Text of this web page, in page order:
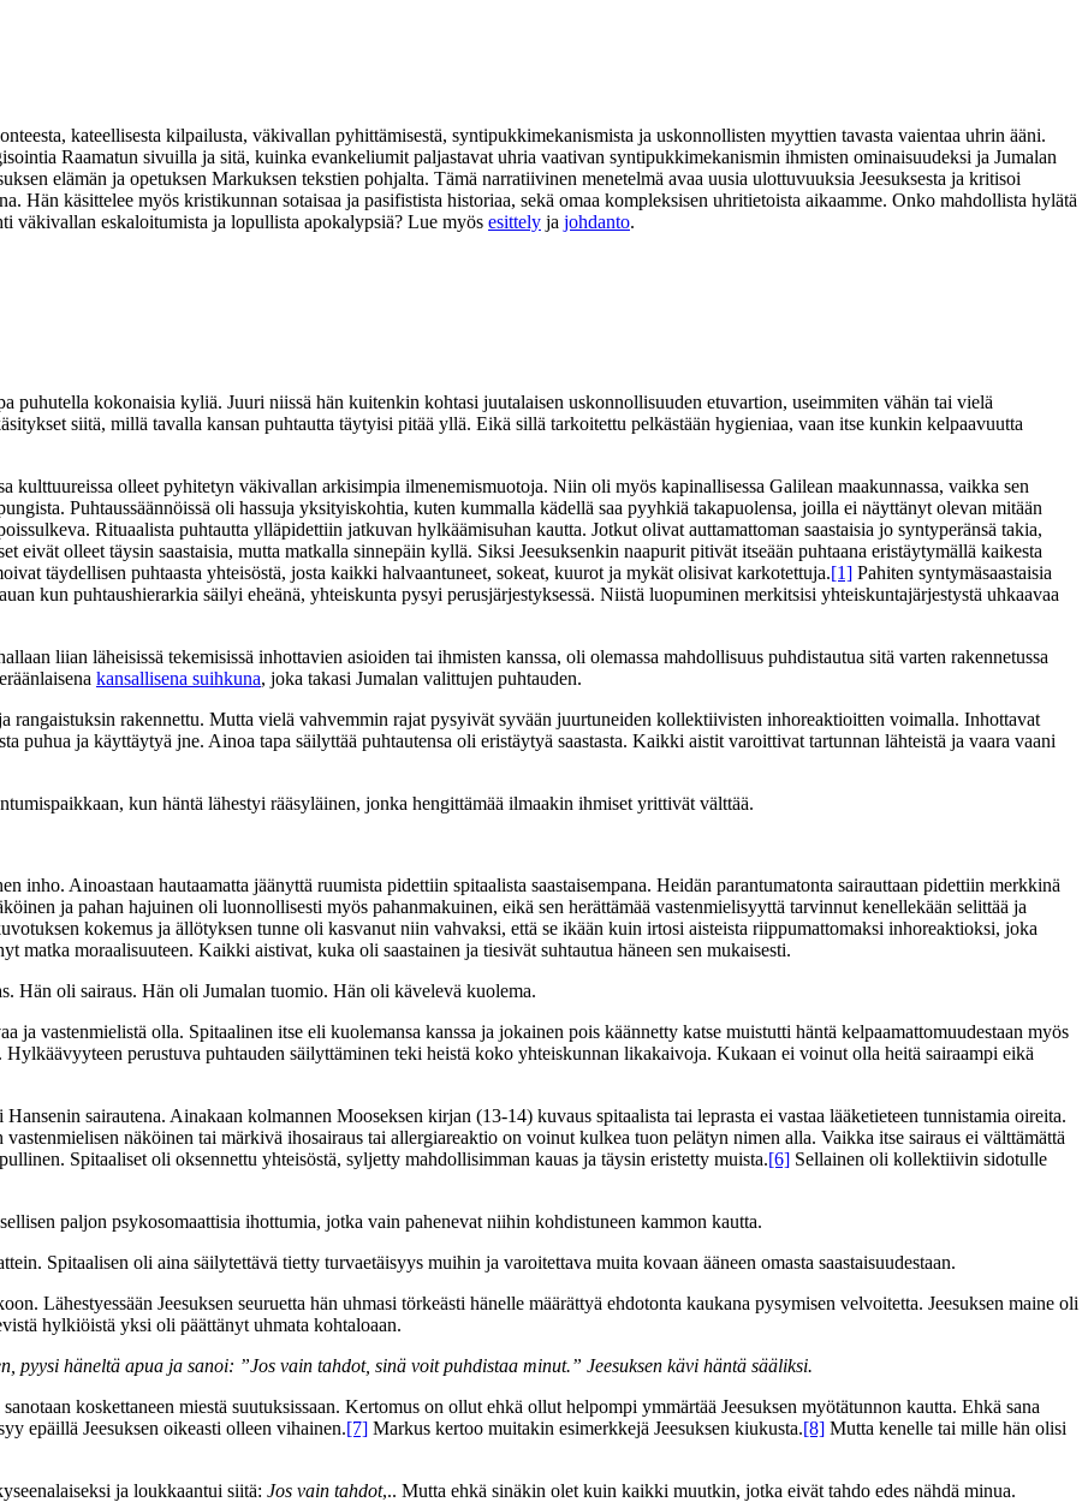
kateellisesta kilpailusta, väkivallan pyhittämisestä, syntipukkimekanismista ja uskonnollisten myyttien tavasta vaientaa uhrin ääni.
Raamatun sivuilla ja sitä, kuinka evankeliumit paljastavat uhria vaativan syntipukkimekanismin ihmisten ominaisuudeksi ja Jumalan
elämän ja opetuksen Markuksen tekstien pohjalta. Tämä narratiivinen menetelmä avaa uusia ulottuvuuksia Jeesuksesta ja kritisoi
Hän käsittelee myös kristikunnan sotaisaa ja pasifistista historiaa, sekä omaa kompleksisen uhritietoista aikaamme. Onko mahdollista hylätä
väkivallan eskaloitumista ja lopullista apokalypsiä? Lue myös esittely ja johdanto.
puhutella kokonaisia kyliä. Juuri niissä hän kuitenkin kohtasi juutalaisen uskonnollisuuden etuvartion, useimmiten vähän tai vielä
siitä, millä tavalla kansan puhtautta täytyisi pitää yllä. Eikä sillä tarkoitettu pelkästään hygieniaa, vaan itse kunkin kelpaavuutta
kulttuureissa olleet pyhitetyn väkivallan arkisimpia ilmenemismuotoja. Niin oli myös kapinallisessa Galilean maakunnassa, vaikka sen
Puhtaussäännöissä oli hassuja yksityiskohtia, kuten kummalla kädellä saa pyyhkiä takapuolensa, joilla ei näyttänyt olevan mitään
Rituaalista puhtautta ylläpidettiin jatkuvan hylkäämisuhan kautta. Jotkut olivat auttamattoman saastaisia jo syntyperänsä takia,
eivät olleet täysin saastaisia, mutta matkalla sinnepäin kyllä. Siksi Jeesuksenkin naapurit pitivät itseään puhtaana eristäytymällä kaikesta
täydellisen puhtaasta yhteisöstä, josta kaikki halvaantuneet, sokeat, kuurot ja mykät olisivat karkotettuja.[1] Pahiten syntymäsaastaisia
kun puhtaushierarkia säilyi eheänä, yhteiskunta pysyi perusjärjestyksessä. Niistä luopuminen merkitsisi yhteiskuntajärjestystä uhkaavaa
liian läheisissä tekemisissä inhottavien asioiden tai ihmisten kanssa, oli olemassa mahdollisuus puhdistautua sitä varten rakennetussa
kansallisena suihkuna, joka takasi Jumalan valittujen puhtauden.
rakennettu. Mutta vielä vahvemmin rajat pysyivät syvään juurtuneiden kollektiivisten inhoreaktioitten voimalla. Inhottavat
puhua ja käyttäytyä jne. Ainoa tapa säilyttää puhtautensa oli eristäytyä saastasta. Kaikki aistit varoittivat tartunnan lähteistä ja vaara vaani
kun häntä lähestyi rääsyläinen, jonka hengittämää ilmaakin ihmiset yrittivät välttää.
Ainoastaan hautaamatta jäänyttä ruumista pidettiin spitaalista saastaisempana. Heidän parantumatonta sairauttaan pidettiin merkkinä
ja pahan hajuinen oli luonnollisesti myös pahanmakuinen, eikä sen herättämää vastenmielisyyttä tarvinnut kenellekään selittää ja
kokemus ja ällötyksen tunne oli kasvanut niin vahvaksi, että se ikään kuin irtosi aisteista riippumattomaksi inhoreaktioksi, joka
matka moraalisuuteen. Kaikki aistivat, kuka oli saastainen ja tiesivät suhtautua häneen sen mukaisesti.
Hän oli sairaus. Hän oli Jumalan tuomio. Hän oli kävelevä kuolema.
ja vastenmielistä olla. Spitaalinen itse eli kuolemansa kanssa ja jokainen pois käännetty katse muistutti häntä kelpaamattomuudestaan myös
perustuva puhtauden säilyttäminen teki heistä koko yhteiskunnan likakaivoja. Kukaan ei voinut olla heitä sairaampi eikä
sairautena. Ainakaan kolmannen Mooseksen kirjan (13-14) kuvaus spitaalista tai leprasta ei vastaa lääketieteen tunnistamia oireita.
näköinen tai märkivä ihosairaus tai allergiareaktio on voinut kulkea tuon pelätyn nimen alla. Vaikka itse sairaus ei välttämättä
Spitaaliset oli oksennettu yhteisöstä, syljetty mahdollisimman kauas ja täysin eristetty muista.[6] Sellainen oli kollektiivin sidotulle
paljon psykosomaattisia ihottumia, jotka vain pahenevat niihin kohdistuneen kammon kautta.
Spitaalisen oli aina säilytettävä tietty turvaetäisyys muihin ja varoitettava muita kovaan ääneen omasta saastaisuudestaan.
Lähestyessään Jeesuksen seuruetta hän uhmasi törkeästi hänelle määrättyä ehdotonta kaukana pysymisen velvoitetta. Jeesuksen maine oli
hylkiöistä yksi oli päättänyt uhmata kohtaloaan.
pyysi häneltä apua ja sanoi: ”Jos vain tahdot, sinä voit puhdistaa minut.” Jeesuksen kävi häntä sääliksi.
koskettaneen miestä suutuksissaan. Kertomus on ollut ehkä ollut helpompi ymmärtää Jeesuksen myötätunnon kautta. Ehkä sana
epäillä Jeesuksen oikeasti olleen vihainen.[7] Markus kertoo muitakin esimerkkejä Jeesuksen kiukusta.[8] Mutta kenelle tai mille hän olisi
ja loukkaantui siitä: Jos vain tahdot,.. Mutta ehkä sinäkin olet kuin kaikki muutkin, jotka eivät tahdo edes nähdä minua.